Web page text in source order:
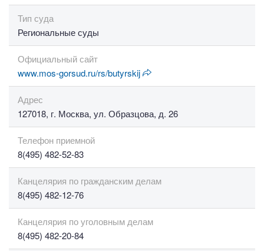
Тип суда
Региональные суды
Официальный сайт
www.mos-gorsud.ru/rs/butyrskij
Адрес
127018, г. Москва, ул. Образцова, д. 26
Телефон приемной
8(495) 482-52-83
Канцелярия по гражданским делам
8(495) 482-12-76
Канцелярия по уголовным делам
8(495) 482-20-84